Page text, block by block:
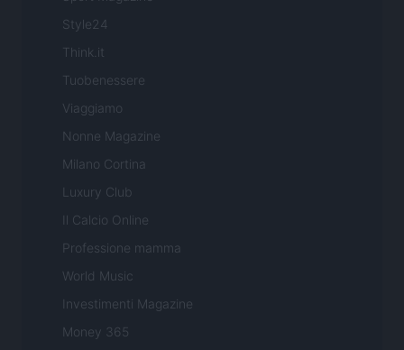
Style24
Think.it
Tuobenessere
Viaggiamo
Nonne Magazine
Milano Cortina
Luxury Club
Il Calcio Online
Professione mamma
World Music
Investimenti Magazine
Money 365